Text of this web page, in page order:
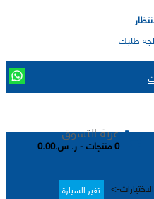
طلبك
عربة التسوق
0 منتجات - ر. س.0.00
> تغير السيارة